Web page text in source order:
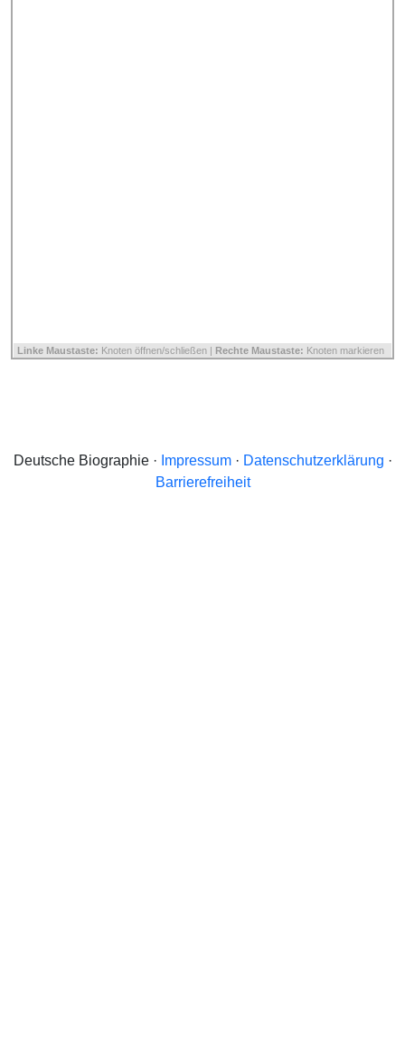
Linke Maustaste: Knoten öffnen/schließen | Rechte Maustaste: Knoten markieren
Deutsche Biographie · Impressum· Datenschutzerklärung ·
Barrierefreiheit